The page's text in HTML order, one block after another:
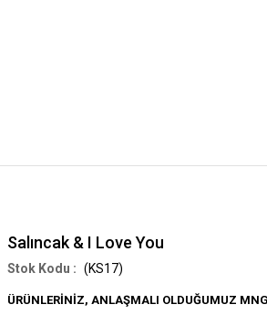
Salıncak & I Love You
(KS17)
ÜRÜNLERİNİZ, ANLAŞMALI OLDUĞUMUZ